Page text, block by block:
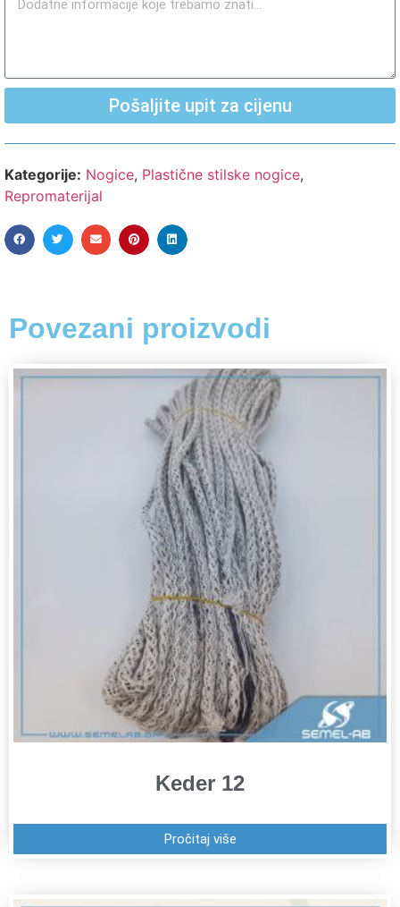
Pošaljite upit za cijenu
Kategorije: Nogice, Plastične stilske nogice,
Repromaterijal
Povezani proizvodi
Keder 12
Pročitaj više